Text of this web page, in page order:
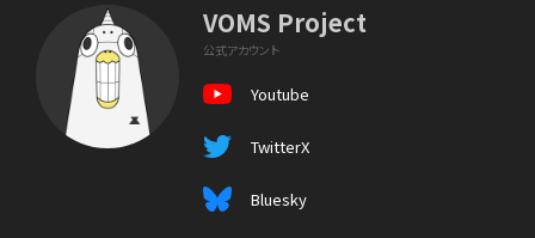
VOMS Project
公式アカウント
Youtube
TwitterX
Bluesky